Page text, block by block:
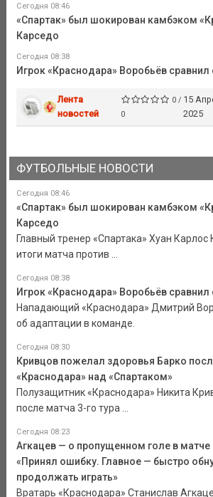
Сегодня 08:46
«Спартак» был шокирован камбэком
Карседо
Сегодня 08:38
Игрок «Краснодара» Воробьёв
Лента
новостей
0 /
0
15
2025
ФУТБОЛЬНЫЕ НОВОСТИ
Сегодня 08:46
«Спартак» был шокирован камбэком
Карседо
Главный тренер «Спартака» Хуан
итоги матча против ...
Сегодня 08:38
Игрок «Краснодара» Воробьёв
Нападающий «Краснодара» Дмитрий
об адаптации в команде.
Сегодня 08:30
Кривцов пожелал здоровья Барко
«Краснодара» над «Спартаком»
Полузащитник «Краснодара» Никита
после матча 3-го тура ...
Сегодня 08:23
Агкацев — о пропущенном голе в матче
«Принял ошибку. Главное — быстро
продолжать играть»
Вратарь «Краснодара» Станислав